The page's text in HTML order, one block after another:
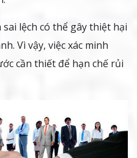
lệch có thể gây thiệt hại
Vì vậy, việc xác minh
cần thiết để hạn chế rủi